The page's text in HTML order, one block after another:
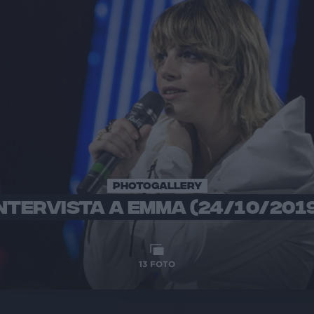
PHOTOGALLERY
A EMMA (24/10/
13 FOTO